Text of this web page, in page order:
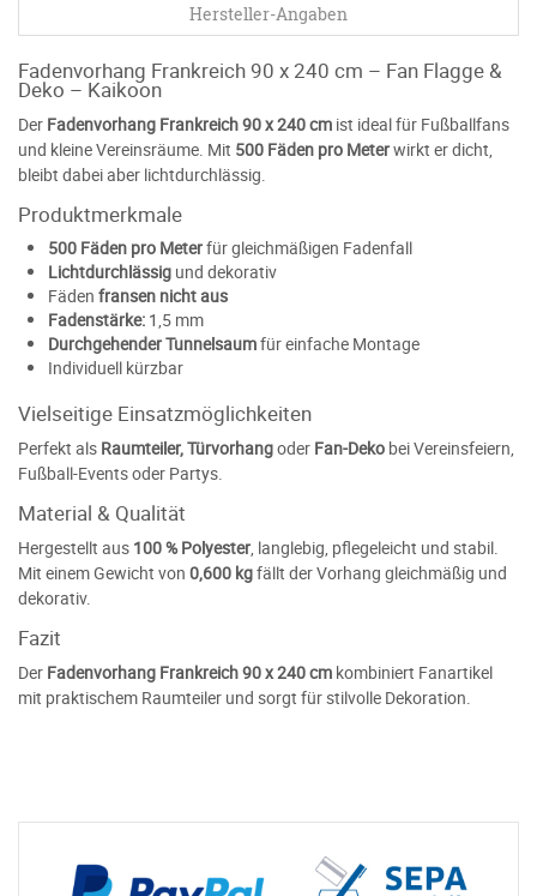
Hersteller-Angaben
Fadenvorhang Frankreich 90 x 240 cm – Fan Flagge &
Deko – Kaikoon
Der Fadenvorhang Frankreich 90 x 240 cm ist ideal für Fußballfans
und kleine Vereinsräume. Mit 500 Fäden pro Meterwirkt er dicht,
bleibt dabei aber lichtdurchlässig.
Produktmerkmale
500 Fäden pro Meterfür gleichmäßigen Fadenfall
Lichtdurchlässig und dekorativ
Fäden fransen nicht aus
Fadenstärke: 1,5 mm
Durchgehender Tunnelsaumfür einfache Montage
Individuell kürzbar
Vielseitige Einsatzmöglichkeiten
Perfekt als Raumteiler, Türvorhangoder Fan-Deko bei Vereinsfeiern,
Fußball-Events oder Partys.
Material & Qualität
Hergestellt aus 100 % Polyester , langlebig, pflegeleicht und stabil.
Mit einem Gewicht von 0,600 kgfällt der Vorhang gleichmäßig und
dekorativ.
Fazit
Der Fadenvorhang Frankreich 90 x 240 cm kombiniert Fanartikel
mit praktischem Raumteiler und sorgt für stilvolle Dekoration.